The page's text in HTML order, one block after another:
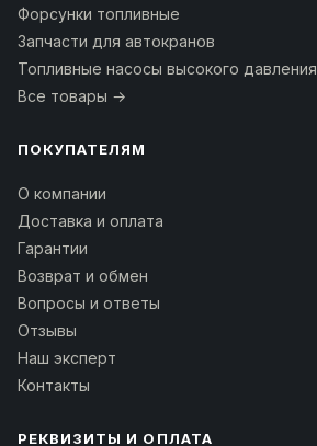
Форсунки топливные
Запчасти для автокранов
Топливные насосы высокого давления
Все товары →
ПОКУПАТЕЛЯМ
О компании
Доставка и оплата
Гарантии
Возврат и обмен
Вопросы и ответы
Отзывы
Наш эксперт
Контакты
РЕКВИЗИТЫ И ОПЛАТА